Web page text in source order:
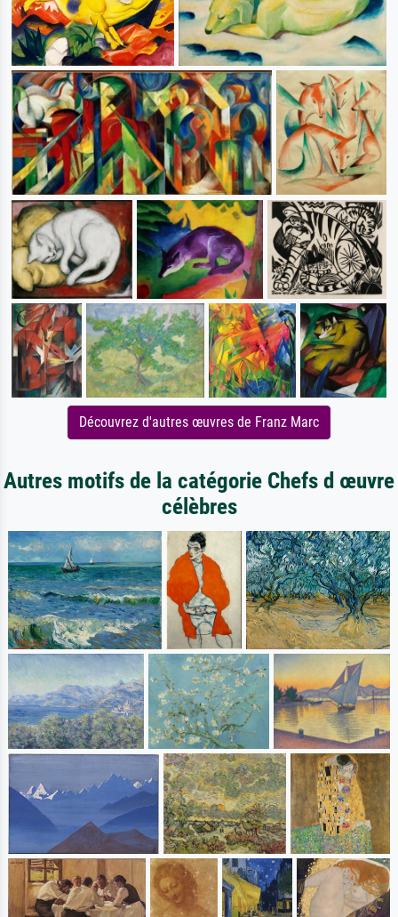
Découvrez d'autres œuvres de Franz Marc
Autres motifs de la catégorie Chefs d œuvre
célèbres